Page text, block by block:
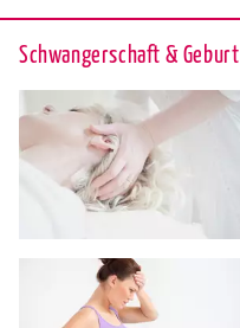
Schwan­ger­schaft & Ge­burt